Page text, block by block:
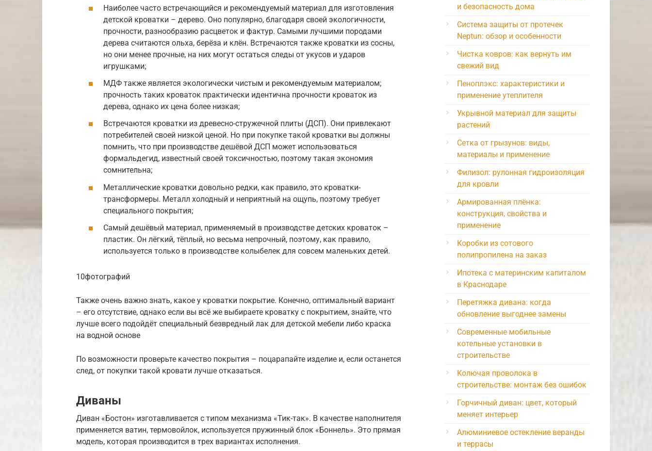
Наиболее часто встречающийся и рекомендуемый материал для изготовления
детской кроватки – дерево. Оно популярно, благодаря своей экологичности,
прочности, разнообразию расцветок и фактур. Самыми лучшими породами
дерева считаются ольха, берёза и клён. Встречаются также кроватки из сосны,
но они менее прочные, на них могут остаться следы от укусов и ударов
игрушками;
МДФ также является экологически чистым и рекомендуемым материалом;
прочность таких кроваток практически идентична прочности кроваток из
дерева, однако их цена более низкая;
Встречаются кроватки из древесно-стружечной плиты (ДСП). Они привлекают
потребителей своей низкой ценой. Но при покупке такой кроватки вы должны
помнить, что при производстве дешёвой ДСП может использоваться
формальдегид, известный своей токсичностью, поэтому такая экономия
сомнительна;
Металлические кроватки довольно редки, как правило, это кроватки-
трансформеры. Металл холодный и неприятный на ощупь, поэтому требует
специального покрытия;
Самый дешёвый материал, применяемый в производстве детских кроваток –
пластик. Он лёгкий, тёплый, но весьма непрочный, поэтому, как правило,
используется только в производстве колыбелек для совсем маленьких детей.
10фотографий
Также очень важно знать, какое у кроватки покрытие. Конечно, оптимальный вариант
– его отсутствие, однако если вы всё же выбираете кроватку с покрытием, знайте, что
лучше всего подойдёт специальный безвредный лак для детской мебели либо краска
на водной основе
По возможности проверьте качество покрытия – поцарапайте изделие и, если останется
след, от покупки такой кровати лучше отказаться.
Диваны
Диван «Бостон» изготавливается с типом механизма «Тик-так». В качестве наполнителя
применяется ватин, термовойлок, используется пружинный блок «Боннель». Это прямая
модель, которая производится в трех вариантах исполнения.
и безопасность дома
Система защиты от протечек
Neptun: обзор и особенности
Чистка ковров: как вернуть им
свежий вид
Пеноплэкс: характеристики и
применение утеплителя
Укрывной материал для защиты
растений
Сетка от грызунов: виды,
материалы и применение
Филизол: рулонная гидроизоляция
для кровли
Армированная плёнка:
конструкция, свойства и
применение
Коробки из сотового
полипропилена на заказ
Ипотека с материнским капиталом
в Краснодаре
Перетяжка дивана: когда
обновление выгоднее замены
Современные мобильные
котельные установки в
строительстве
Колючая проволока в
строительстве: монтаж без ошибок
Горчичный диван: цвет, который
меняет интерьер
Алюминиевое остекление веранды
и террасы